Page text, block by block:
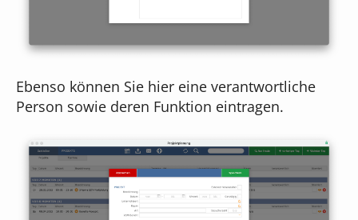
Ebenso können Sie hier eine verantwortliche
Person sowie deren Funktion eintragen.